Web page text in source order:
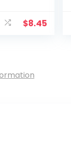
$8.45